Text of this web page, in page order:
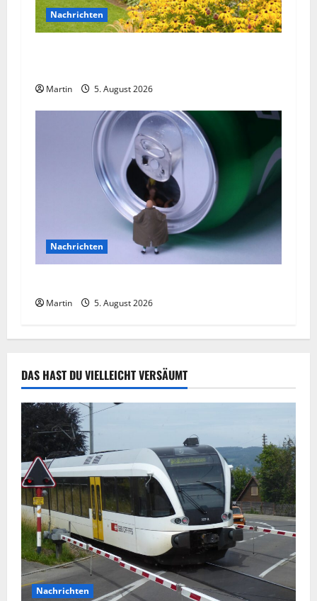
Nachrichten
Martin 5. August 2026
Nachrichten
Martin 5. August 2026
DAS HAST DU VIELLEICHT VERSÄUMT
Nachrichten